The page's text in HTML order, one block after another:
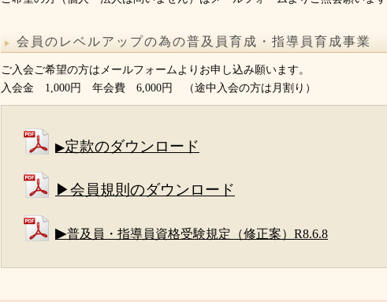
会員のレベルアップの為の普及員育成・指導員育成事業
ご入会ご希望の方はメールフォームよりお申し込み願います。
入会金 1,000円 年会費 6,000円 （途中入会の方は月割り）
▶定款のダウンロード
▶会員規則のダウンロード
▶普及員・指導員資格受験規定（修正案）R8.6.8